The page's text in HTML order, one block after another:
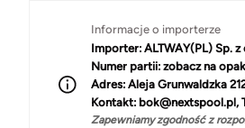
Informacje o importerze
Importer: ALTWAY(PL) Sp. z
Numer partii: zobacz na
Adres: Aleja Grunwaldzka
Kontakt: bok@nextspool.pl,
Zapewniamy zgodność z